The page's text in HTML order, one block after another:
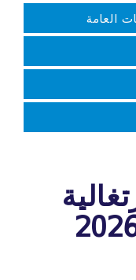
العامة